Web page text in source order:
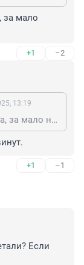
за мало
+1 –2
13:19
Деняк дай мине и я уйду. Токи многа, за мало нисдвинуся с места!😼
+1 –1
Если